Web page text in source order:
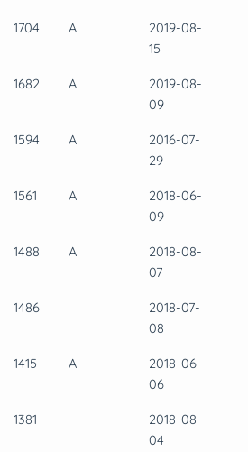
1704 A
2019-08-
15
1682 A
2019-08-
09
1594 A
2016-07-
29
1561 A
2018-06-
09
1488 A
2018-08-
07
1486
2018-07-
08
1415 A
2018-06-
06
1381
2018-08-
04